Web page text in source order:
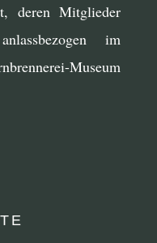
deren Mitglieder
im
Museum